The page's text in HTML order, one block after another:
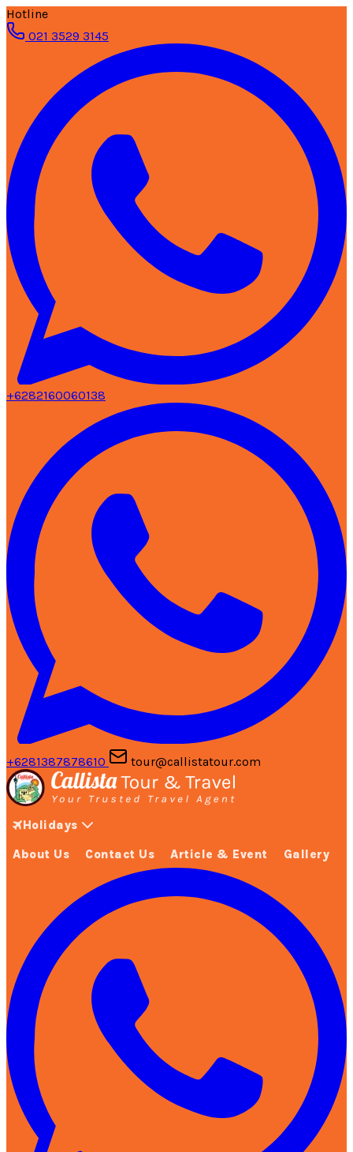
Hotline
021 3529 3145
+6282160060138
+6281387878610 tour@callistatour.com
Holidays
About Us Contact Us Article & Event Gallery